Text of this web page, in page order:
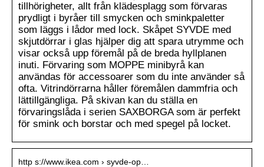
tillhörigheter, allt från klädesplagg som förvaras
prydligt i byråer till smycken och sminkpaletter
som läggs i lådor med lock. Skåpet SYVDE med
skjutdörrar i glas hjälper dig att spara utrymme och
visar också upp föremål på de breda hyllplanen
inuti. Förvaring som MOPPE minibyrå kan
användas för accessoarer som du inte använder så
ofta. Vitrindörrarna håller föremålen dammfria och
lättillgängliga. På skivan kan du ställa en
förvaringslåda i serien SAXBORGA som är perfekt
för smink och borstar och med spegel på locket.
http s://www.ikea.com › syvde-op…